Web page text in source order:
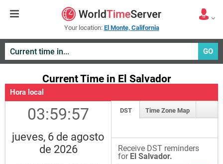
Your location: El Monte, California
GO
Current Time in El Salvador
Hora local
03:59:57
jueves, 6 de agosto
de 2026
DST Time Zone Map
Receive DST reminders
for El Salvador.